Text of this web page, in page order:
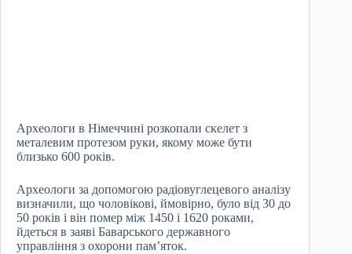
Археологи в Німеччині розкопали скелет з
металевим протезом руки, якому може бути
близько 600 років.
Археологи за допомогою радіовуглецевого аналізу
визначили, що чоловікові, ймовірно, було від 30 до
50 років і він помер між 1450 і 1620 роками,
йдеться в заяві Баварського державного
управління з охорони пам’яток.